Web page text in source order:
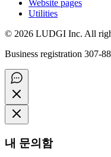
Website pages
Utilities
© 2026 LUDGI Inc. All
Business registration 307-
내 문의함